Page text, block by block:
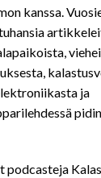
kanssa.
ja
podcasteja